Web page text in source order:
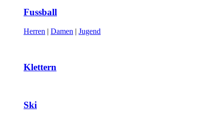
Fussball
Herren | Damen | Jugend
Klettern
Ski